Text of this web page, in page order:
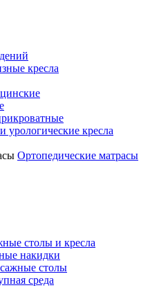
кресла
урологические кресла
Ортопедические матрасы
столы и кресла
накидки
столы
среда